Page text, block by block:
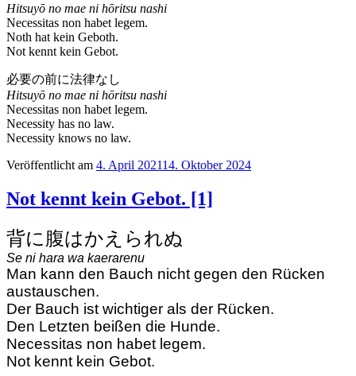
Hitsuyō no mae ni hōritsu nashi
Necessitas non habet legem.
Noth hat kein Geboth.
Not kennt kein Gebot.
必要の前に法律なし
Hitsuyō no mae ni hōritsu nashi
Necessitas non habet legem.
Necessity has no law.
Necessity knows no law.
Veröffentlicht am 4. April 202114. Oktober 2024
Not kennt kein Gebot. [1]
背に腹はかえられぬ
Se ni hara wa kaerarenu
Man kann den Bauch nicht gegen den Rücken
austauschen.
Der Bauch ist wichtiger als der Rücken.
Den Letzten beißen die Hunde.
Necessitas non habet legem.
Not kennt kein Gebot.